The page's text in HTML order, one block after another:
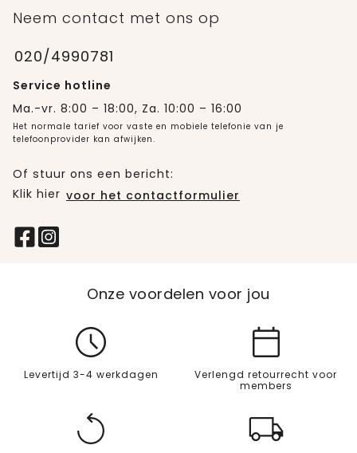
Neem contact met ons op
020/4990781
Service hotline
Ma.-vr. 8:00 – 18:00, Za. 10:00 – 16:00
Het normale tarief voor vaste en mobiele telefonie van je
telefoonprovider kan afwijken.
Of stuur ons een bericht:
Klik hier voor het contactformulier
Onze voordelen voor jou
Levertijd 3-4 werkdagen
Verlengd retourrecht voor
members